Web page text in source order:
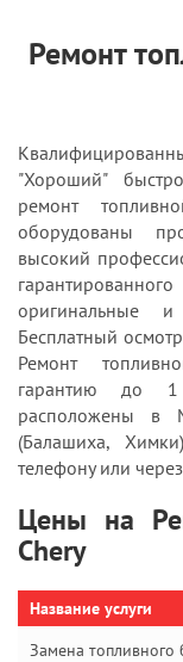
Ремонт
"Хороший"
ремонт
оборудованы
высокий
оригинальные
Бесплатный
Ремонт
гарантию до
расположены в
(Балашиха,
телефону или
Цены на
Chery
Название услуги
Замена топливного